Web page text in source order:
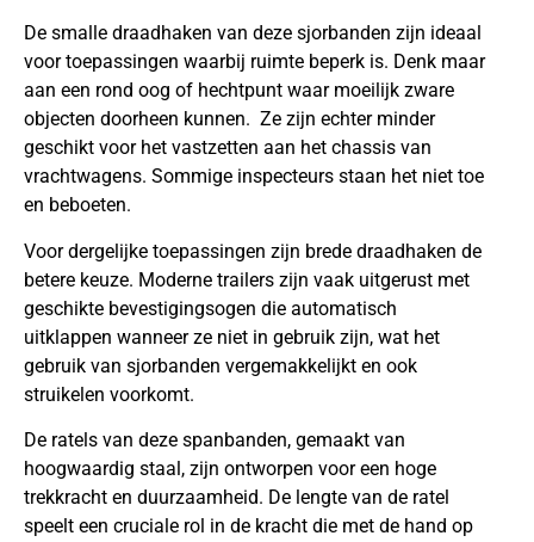
De smalle draadhaken van deze sjorbanden zijn ideaal
voor toepassingen waarbij ruimte beperk is. Denk maar
aan een rond oog of hechtpunt waar moeilijk zware
objecten doorheen kunnen. Ze zijn echter minder
geschikt voor het vastzetten aan het chassis van
vrachtwagens. Sommige inspecteurs staan het niet toe
en beboeten.
Voor dergelijke toepassingen zijn brede draadhaken de
betere keuze. Moderne trailers zijn vaak uitgerust met
geschikte bevestigingsogen die automatisch
uitklappen wanneer ze niet in gebruik zijn, wat het
gebruik van sjorbanden vergemakkelijkt en ook
struikelen voorkomt.
De ratels van deze spanbanden, gemaakt van
hoogwaardig staal, zijn ontworpen voor een hoge
trekkracht en duurzaamheid. De lengte van de ratel
speelt een cruciale rol in de kracht die met de hand op